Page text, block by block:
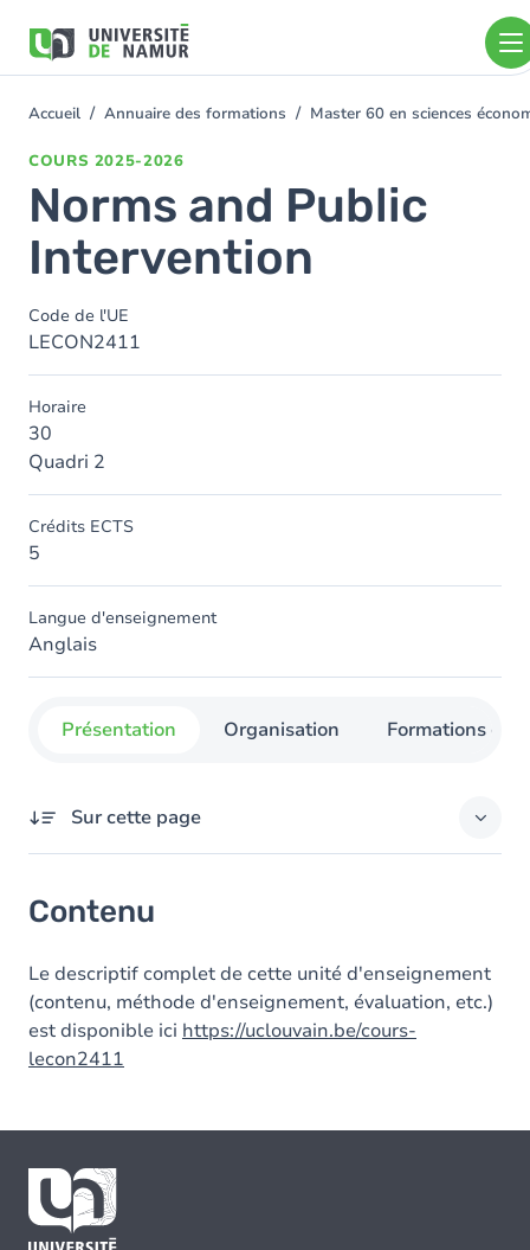
contenu
You
Accueil Annuaire des formations Master 60 en sciences
COURS 2025-2026
Norms and Public
Intervention
Code de l'UE
LECON2411
Horaire
30
Quadri 2
Crédits ECTS
5
Langue d'enseignement
Anglais
Présentation Organisation Formations
Sur cette page
Contenu
Le descriptif complet de cette unité d'enseignement
(contenu, méthode d'enseignement, évaluation, etc.)
est disponible ici https://uclouvain.be/cours-
lecon2411